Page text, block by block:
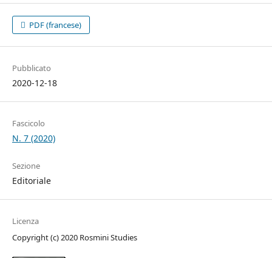
PDF (francese)
Pubblicato
2020-12-18
Fascicolo
N. 7 (2020)
Sezione
Editoriale
Licenza
Copyright (c) 2020 Rosmini Studies